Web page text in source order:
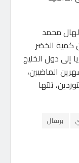
محمد
كمية الخضر
إلى دول الخليج
الشهرين الماضيين،
تلتها
برتقال